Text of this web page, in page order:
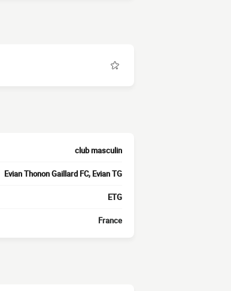
club masculin
Evian Thonon Gaillard FC, Evian TG
ETG
France